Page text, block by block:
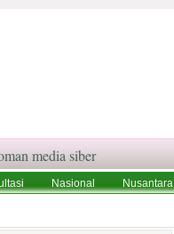
media siber
Nasional Nusantara